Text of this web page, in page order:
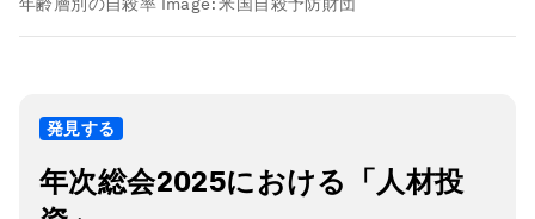
年齢層別の自殺率 Image:米国自殺予防財団
発見する
年次総会2025における「人材投